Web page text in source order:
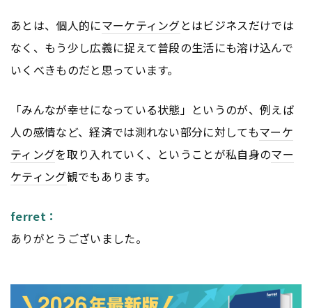
あとは、個人的にマーケティングとはビジネスだけでは
なく、もう少し広義に捉えて普段の生活にも溶け込んで
いくべきものだと思っています。
「みんなが幸せになっている状態」というのが、例えば
人の感情など、経済では測れない部分に対してもマーケ
ティングを取り入れていく、ということが私自身のマー
ケティング観でもあります。
ferret：
ありがとうございました。